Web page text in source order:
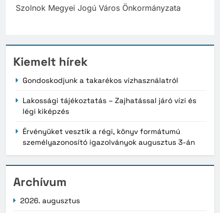
Szolnok Megyei Jogú Város Önkormányzata
Kiemelt hírek
Gondoskodjunk a takarékos vízhasználatról
Lakossági tájékoztatás – Zajhatással járó vízi és
légi kiképzés
Érvényüket vesztik a régi, könyv formátumú
személyazonosító igazolványok augusztus 3-án
Archívum
2026. augusztus